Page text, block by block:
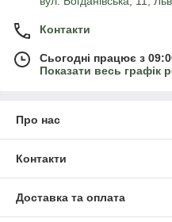
Контакти
Сьогодні працює з
Показати весь графік
Про нас
Контакти
Доставка та оплата